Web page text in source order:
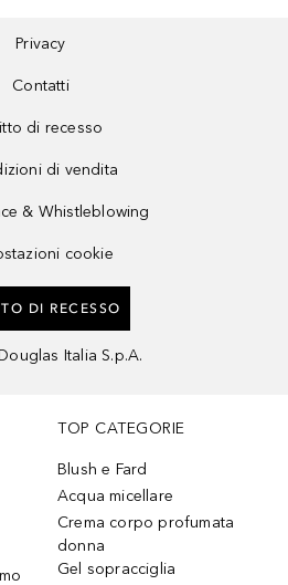
Privacy
Contatti
di recesso
di vendita
& Whistleblowing
cookie
DI RECESSO
Douglas Italia S.p.A.
TOP CATEGORIE
Blush e Fard
Acqua micellare
Crema corpo profumata
donna
Gel sopracciglia